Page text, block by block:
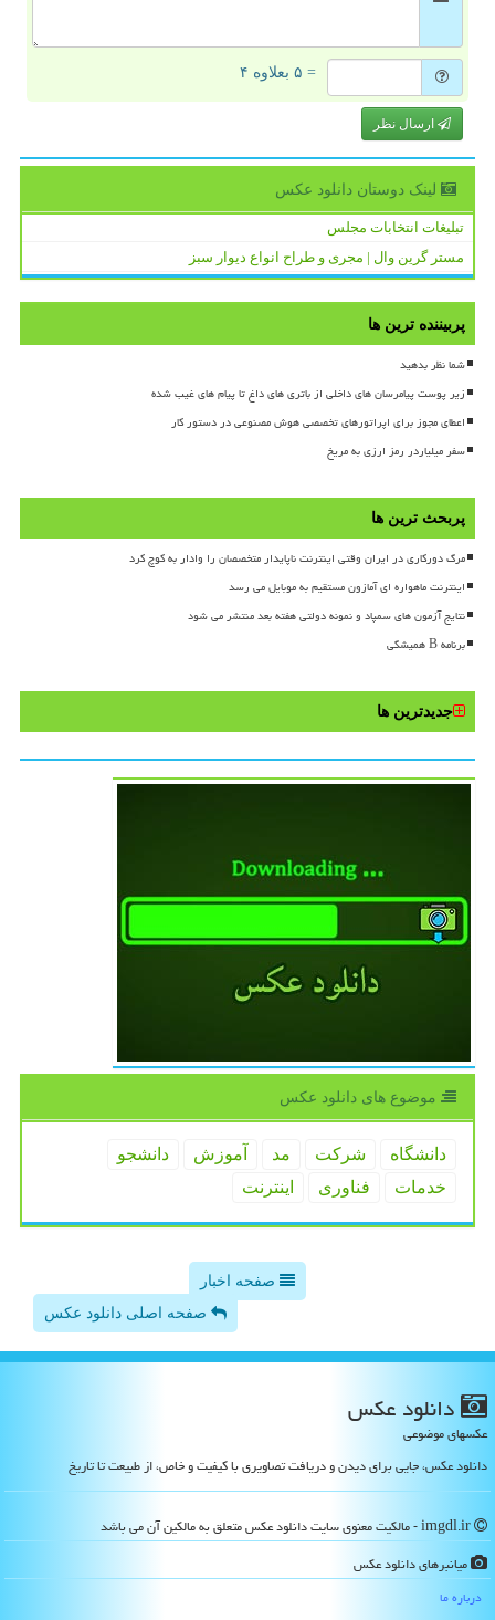
= ۵ بعلاوه ۴
ارسال نظر
لینک دوستان دانلود عكس
تبلیغات انتخابات مجلس
مستر گرین وال | مجری و طراح انواع دیوار سبز
پربیننده ترین ها
شما نظر بدهید
زیر پوست پیامرسان های داخلی از باتری های داغ تا پیام های غیب شده
اعطای مجوز برای اپراتورهای تخصصی هوش مصنوعی در دستور کار
سفر میلیاردر رمز ارزی به مریخ
پربحث ترین ها
مرگ دورکاری در ایران وقتی اینترنت ناپایدار متخصصان را وادار به کوچ کرد
اینترنت ماهواره ای آمازون مستقیم به موبایل می رسد
نتایج آزمون های سمپاد و نمونه دولتی هفته بعد منتشر می شود
برنامه B همیشگی
جدیدترین ها
موضوع های دانلود عكس
دانشگاه شركت مد آموزش
دانشجو
خدمات
فناوری اینترنت
صفحه اخبار
صفحه اصلی دانلود عکس
دانلود عكس
عکسهای موضوعی
دانلود عکس، جایی برای دیدن و دریافت تصاویری با کیفیت و خاص، از طبیعت تا تاریخ
میانبرهای دانلود عكس
درباره ما